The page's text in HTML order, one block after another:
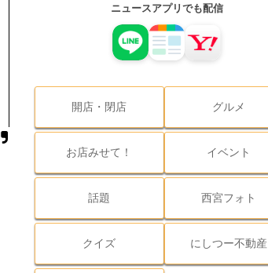
ニュースアプリでも配信
開店・閉店 グルメ
お店みせて！ イベント
話題 西宮フォト
クイズ にしつー不動産